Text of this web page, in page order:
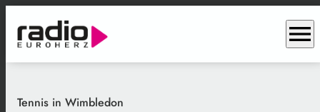
menu
Tennis in Wimbledon